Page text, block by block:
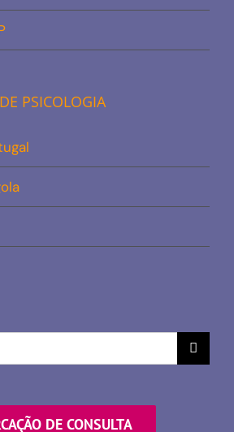
PSICOLOGIA
DE CONSULTA